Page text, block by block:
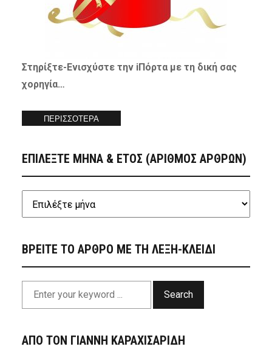
Στηρίξτε-Ενισχύστετην iΠόρτα με τη δική σας
χορηγία…
ΠΕΡΙΣΣΟΤΕΡΑ
ΕΠΙΛΕΞΤΕ ΜΗΝΑ & ΕΤΟΣ (ΑΡΙΘΜΟΣ ΑΡΘΡΩΝ)
ΒΡΕΙΤΕ ΤΟ ΑΡΘΡΟ ΜΕ ΤΗ ΛΕΞΗ-ΚΛΕΙΔΙ
Search
ΑΠΟ ΤΟΝ ΓΙΑΝΝΗ ΚΑΡΑΧΙΣΑΡΙΔΗ